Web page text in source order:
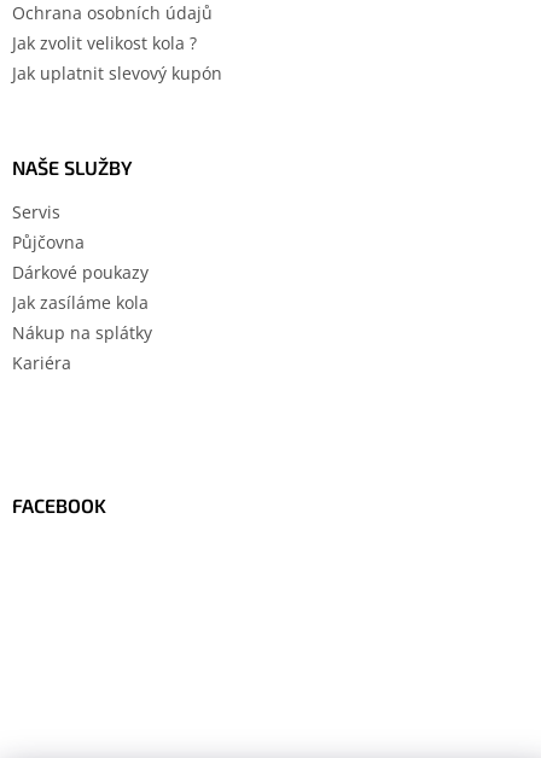
Ochrana osobních údajů
Jak zvolit velikost kola ?
Jak uplatnit slevový kupón
NAŠE SLUŽBY
Servis
Půjčovna
Dárkové poukazy
Jak zasíláme kola
Nákup na splátky
Kariéra
FACEBOOK